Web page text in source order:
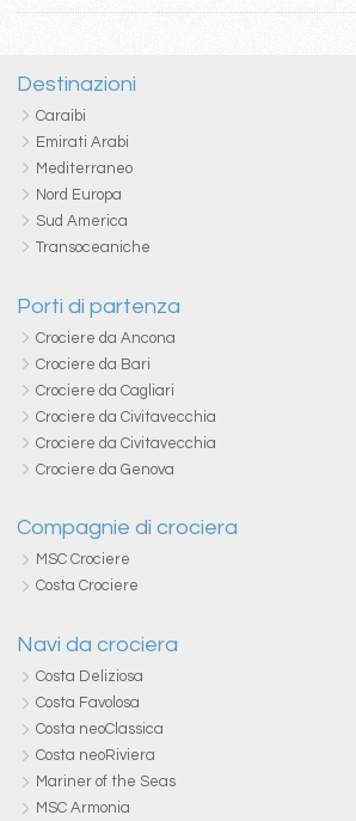
Destinazioni
Caraibi
Emirati Arabi
Mediterraneo
Nord Europa
Sud America
Transoceaniche
Porti di partenza
Crociere da Ancona
Crociere da Bari
Crociere da Cagliari
Crociere da Civitavecchia
Crociere da Civitavecchia
Crociere da Genova
Compagnie di crociera
MSC Crociere
Costa Crociere
Navi da crociera
Costa Deliziosa
Costa Favolosa
Costa neoClassica
Costa neoRiviera
Mariner of the Seas
MSC Armonia